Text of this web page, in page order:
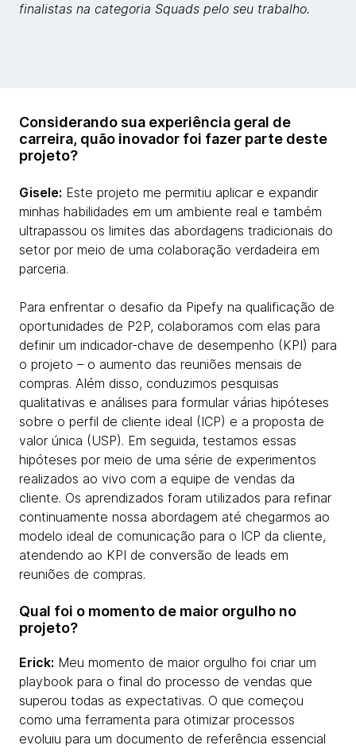
finalistas na categoria Squads pelo seu trabalho.
Considerando sua experiência geral de
carreira, quão inovador foi fazer parte deste
projeto?
Gisele: Este projeto me permitiu aplicar e expandir
minhas habilidades em um ambiente real e também
ultrapassou os limites das abordagens tradicionais do
setor por meio de uma colaboração verdadeira em
parceria.
Para enfrentar o desafio da Pipefy na qualificação de
oportunidades de P2P, colaboramos com elas para
definir um indicador-chave de desempenho (KPI) para
o projeto – o aumento das reuniões mensais de
compras. Além disso, conduzimos pesquisas
qualitativas e análises para formular várias hipóteses
sobre o perfil de cliente ideal (ICP) e a proposta de
valor única (USP). Em seguida, testamos essas
hipóteses por meio de uma série de experimentos
realizados ao vivo com a equipe de vendas da
cliente. Os aprendizados foram utilizados para refinar
continuamente nossa abordagem até chegarmos ao
modelo ideal de comunicação para o ICP da cliente,
atendendo ao KPI de conversão de leads em
reuniões de compras.
Qual foi o momento de maior orgulho no
projeto?
Erick: Meu momento de maior orgulho foi criar um
playbook para o final do processo de vendas que
superou todas as expectativas. O que começou
como uma ferramenta para otimizar processos
evoluiu para um documento de referência essencial